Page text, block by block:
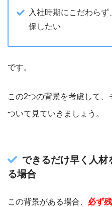
入社時期にこだわら
保したい
です。
この2つの背景を考慮して
ついて見ていきましょう。
できるだけ早く人
る場合
この背景がある場合、 必ず